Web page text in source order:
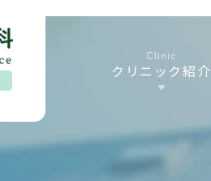
Clinic
クリニック紹介